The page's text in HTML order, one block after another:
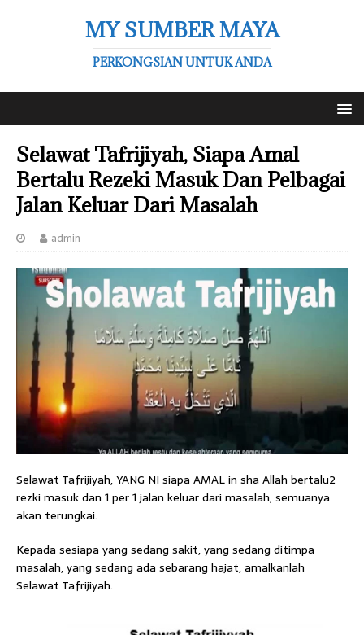
MY SUMBER MAYA
PERKONGSIAN UNTUK ANDA
Selawat Tafrijiyah, Siapa Amal
Bertalu Rezeki Masuk Dan Pelbagai
Jalan Keluar Dari Masalah
admin
Selawat Tafrijiyah, YANG NI siapa AMAL in sha Allah bertalu2
rezki masuk dan 1 per 1 jalan keluar dari masalah, semuanya
akan terungkai.
Kepada sesiapa yang sedang sakit, yang sedang ditimpa
masalah, yang sedang ada sebarang hajat, amalkanlah
Selawat Tafrijiyah.